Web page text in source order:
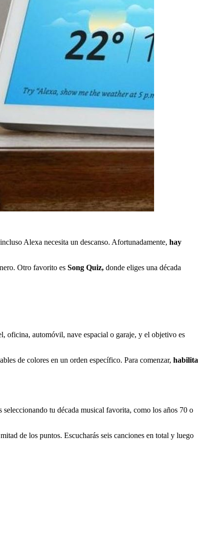
Alexa necesita un descanso. Afortunadamente, hay
Otro favorito es Song Quiz, donde eliges una década
oficina, automóvil, nave espacial o garaje, y el objetivo es
de colores en un orden específico. Para comenzar, habilita
tu década musical favorita, como los años 70 o
de los puntos. Escucharás seis canciones en total y luego